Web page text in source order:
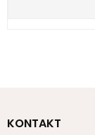
KONTAKT